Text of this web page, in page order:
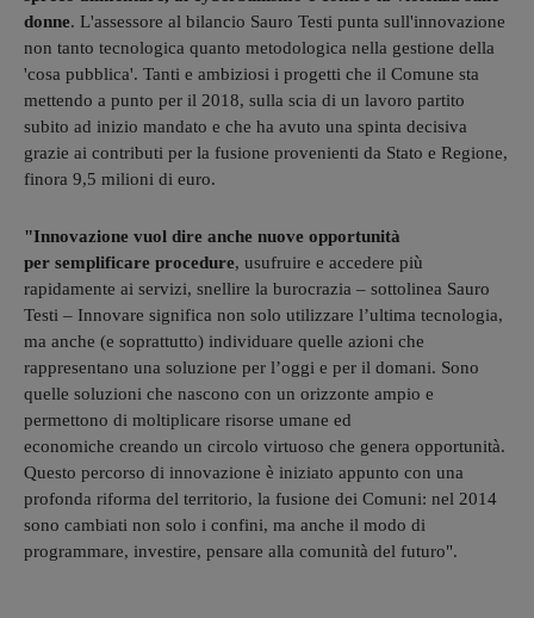
donne. L'assessore al bilancio Sauro Testi punta sull'innovazione
non tanto tecnologica quanto metodologica nella gestione della
'cosa pubblica'. Tanti e ambiziosi i progetti che il Comune sta
mettendo a punto per il 2018, sulla scia di un lavoro partito
subito ad inizio mandato e che ha avuto una spinta decisiva
grazie ai contributi per la fusione provenienti da Stato e Regione,
finora 9,5 milioni di euro.
"Innovazione vuol dire anche nuove opportunità
per semplificare procedure, usufruire e accedere più
rapidamente ai servizi, snellire la burocrazia – sottolinea Sauro
Testi – Innovare significa non solo utilizzare l’ultima tecnologia,
ma anche (e soprattutto) individuare quelle azioni che
rappresentano una soluzione per l’oggi e per il domani. Sono
quelle soluzioni che nascono con un orizzonte ampio e
permettono di moltiplicare risorse umane ed
economiche creando un circolo virtuoso che genera opportunità.
Questo percorso di innovazione è iniziato appunto con una
profonda riforma del territorio, la fusione dei Comuni: nel 2014
sono cambiati non solo i confini, ma anche il modo di
programmare, investire, pensare alla comunità del futuro".